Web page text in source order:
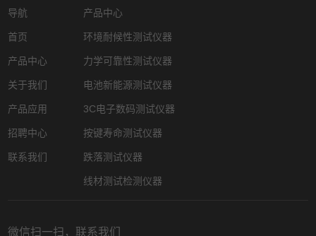
导航
首页
产品中心
关于我们
产品应用
招聘中心
联系我们
产品中心
环境耐候性测试仪器
力学可靠性测试仪器
电池新能源测试仪器
3C电子数码测试仪器
按键寿命测试仪器
跌落测试仪器
线材测试检测仪器
微信扫一扫，联系我们